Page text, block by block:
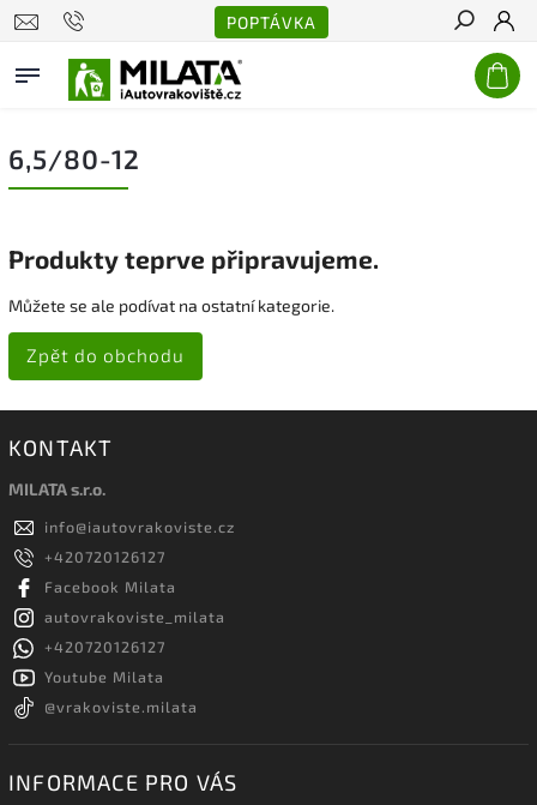
POPTÁVKA
Hledat
6,5/80-12
Produkty teprve připravujeme.
Můžete se ale podívat na ostatní kategorie.
Zpět do obchodu
KONTAKT
MILATA s.r.o.
info@iautovrakoviste.cz
+420720126127
Facebook Milata
autovrakoviste_milata
+420720126127
Youtube Milata
@vrakoviste.milata
INFORMACE PRO VÁS